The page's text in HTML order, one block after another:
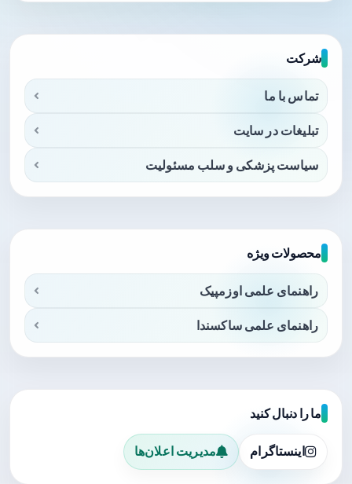
شرکت
تماس با ما
تبلیغات در سایت
سیاست پزشکی و سلب مسئولیت
محصولات ویژه
راهنمای علمی اوزمپیک
راهنمای علمی ساکسندا
ما را دنبال کنید
اینستاگرام مدیریت اعلان‌ها